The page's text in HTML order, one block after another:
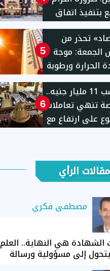
بتنفيذ اتفاق
غزة
5
تحذر من
موجة
الحرارة ورطوبة
والمحسوسة
6
مكاسب 11 مليار جنيه..
تنهي تعاملات
على ارتفاع مع
المؤشرات
مقالات الرأي
مصطفى فكري
هي النهاية.. العلم
إلى مسؤولية ورسالة